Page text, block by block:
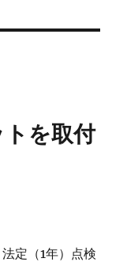
を取付
定（1年）点検